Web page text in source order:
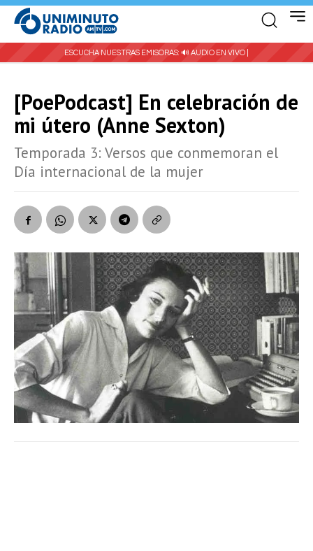
ESCUCHA NUESTRAS EMISORAS: 🔊 AUDIO EN VIVO |
[PoePodcast] En celebración de
mi útero (Anne Sexton)
Temporada 3: Versos que conmemoran el
Día internacional de la mujer